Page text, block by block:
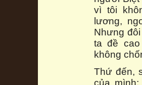
vì tôi
lương,
Nhưng
ta đề cao
không
Thứ đến,
của